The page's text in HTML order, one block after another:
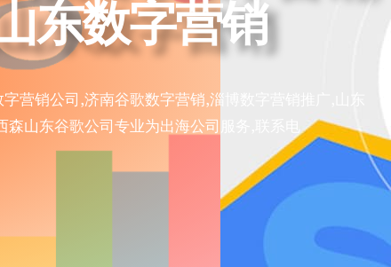
东数字营销
营销公司,济南谷歌数字营销,淄博数字营销推广,山东
山东谷歌公司专业为出海公司服务,联系电